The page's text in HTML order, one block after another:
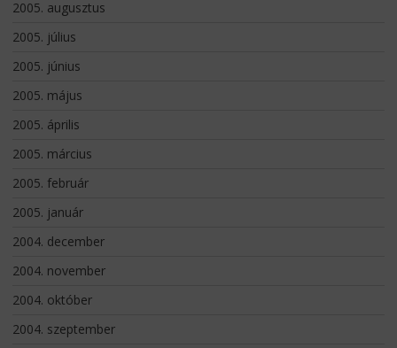
2005. augusztus
2005. július
2005. június
2005. május
2005. április
2005. március
2005. február
2005. január
2004. december
2004. november
2004. október
2004. szeptember